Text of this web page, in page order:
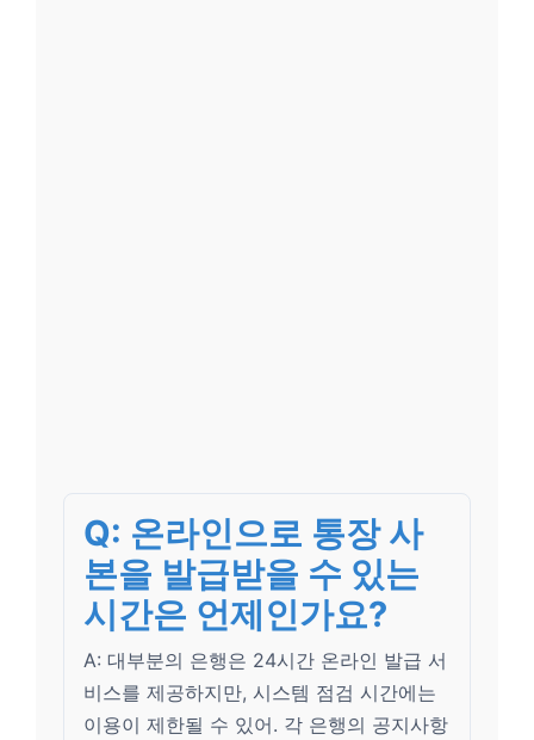
Q: 온라인으로 통장 사
본을 발급받을 수 있는
시간은 언제인가요?
A: 대부분의 은행은 24시간 온라인 발급 서
비스를 제공하지만, 시스템 점검 시간에는
이용이 제한될 수 있어. 각 은행의 공지사항